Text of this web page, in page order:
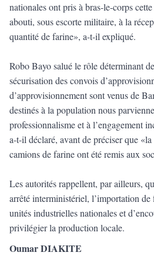
nationales ont pris à bras-le-corps
abouti, sous escorte militaire, à la
quantité de farine», a-t-il expliqué.
Robo Bayo salué le rôle déterminant
sécurisation des convois
d’approvisionnement sont venus de
destinés à la population nous
professionnalisme et à l’engagement
a-t-il déclaré, avant de préciser que
camions de farine ont été remis aux
Les autorités rappellent, par ailleurs,
arrêté interministériel, l’importation
unités industrielles nationales et
privilégier la production locale.
Oumar DIAKITE